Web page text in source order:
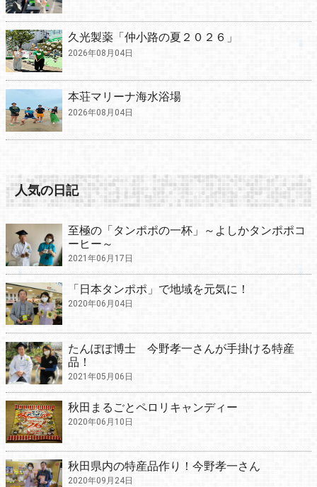
久光製薬「仲小路の夏２０２６」
2026年08月04日
本荘マリーナ海水浴場
2026年08月04日
人気の日記
至極の「タンポポの一杯」～よしかタンポポコ
ーヒー～
2021年06月17日
「日本タンポポ」で地域を元気に！
2020年06月04日
たんぽぽ博士 今野孝一さんが手掛ける特産
品！
2021年05月06日
秋田まるごとペロリキャンディー
2020年06月10日
秋田県内の特産品作り！今野孝一さん
2020年09月24日